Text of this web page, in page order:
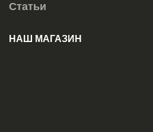
Статьи
НАШ МАГАЗИН